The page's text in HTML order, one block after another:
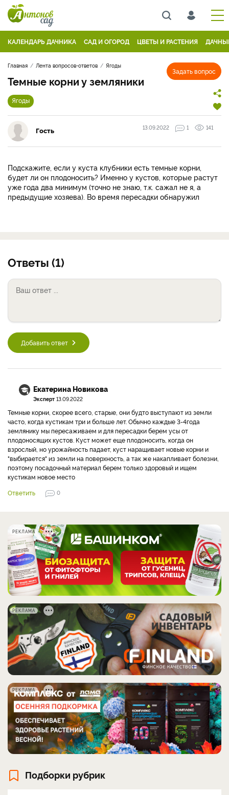
КАЛЕНДАРЬ ДАЧНИКА САД И ОГОРОД ЦВЕТЫ И РАСТЕНИЯ
Задать вопрос
Главная Лента вопросов-ответов Ягоды
Темные корни у земляники
Ягоды
Гость 13.09.2022 1 141
Подскажите, если у куста клубники есть темные корни,
будет ли он плодоносить? Именно у кустов, которые растут
уже года два минимум (точно не знаю, т.к. сажал не я, а
предыдущие хозяева). Во время пересадки обнаружил
Ответы (1)
Добавить ответ
Екатерина Новикова
Эксперт 13.09.2022
Темные корни, скорее всего, старые, они будто выступают из земли
часто, когда кустикам три и больше лет. Обычно каждые 3-4года
землянику мы пересаживаем и для пересадки берем усы от
плодоносящих кустов. Куст может еще плодоносить, когда он
взрослый, но урожайность падает, куст наращивает новые корни и
"выбирается" из земли на поверхность, а так же накапливает болезни,
поэтому посадочный материал берем только здоровый и ищем
кустикам новое место
Ответить
0
РЕКЛАМА
РЕКЛАМА
РЕКЛАМА
Подборки рубрик